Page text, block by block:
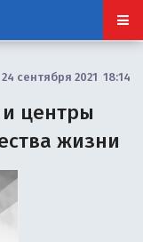
24 сентября 2021 18:14
центры
жизни